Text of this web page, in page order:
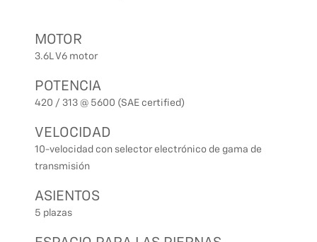
MOTOR
3.6L V6 motor
POTENCIA
420 / 313 @ 5600 (SAE certified)
VELOCIDAD
10-velocidad con selector electrónico de gama de
transmisión
ASIENTOS
5 plazas